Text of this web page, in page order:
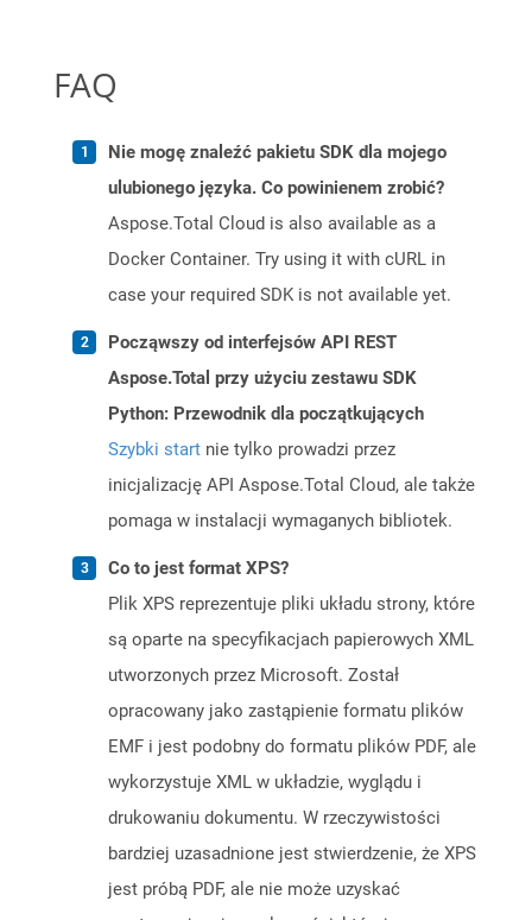
FAQ
Nie mogę znaleźć pakietu SDK dla mojego
ulubionego języka. Co powinienem zrobić?
Aspose.Total Cloud is also available as a
Docker Container. Try using it with cURL in
case your required SDK is not available yet.
Począwszy od interfejsów API REST
Aspose.Total przy użyciu zestawu SDK
Python: Przewodnik dla początkujących
Szybki start nie tylko prowadzi przez
inicjalizację API Aspose.Total Cloud, ale także
pomaga w instalacji wymaganych bibliotek.
Co to jest format XPS?
Plik XPS reprezentuje pliki układu strony, które
są oparte na specyfikacjach papierowych XML
utworzonych przez Microsoft. Został
opracowany jako zastąpienie formatu plików
EMF i jest podobny do formatu plików PDF, ale
wykorzystuje XML w układzie, wyglądu i
drukowaniu dokumentu. W rzeczywistości
bardziej uzasadnione jest stwierdzenie, że XPS
jest próbą PDF, ale nie może uzyskać